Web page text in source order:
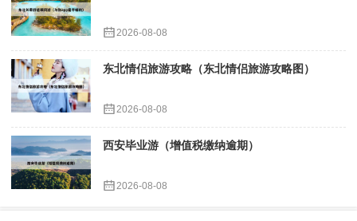
2026-08-08
东北情侣旅游攻略（东北情侣旅游攻略图）
2026-08-08
西安毕业游（增值税缴纳逾期）
2026-08-08